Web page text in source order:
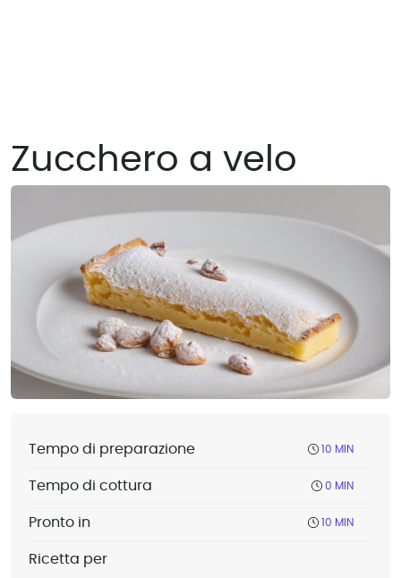
Zucchero a velo
Tempo di preparazione 10 MIN
Tempo di cottura 0 MIN
Pronto in 10 MIN
Ricetta per